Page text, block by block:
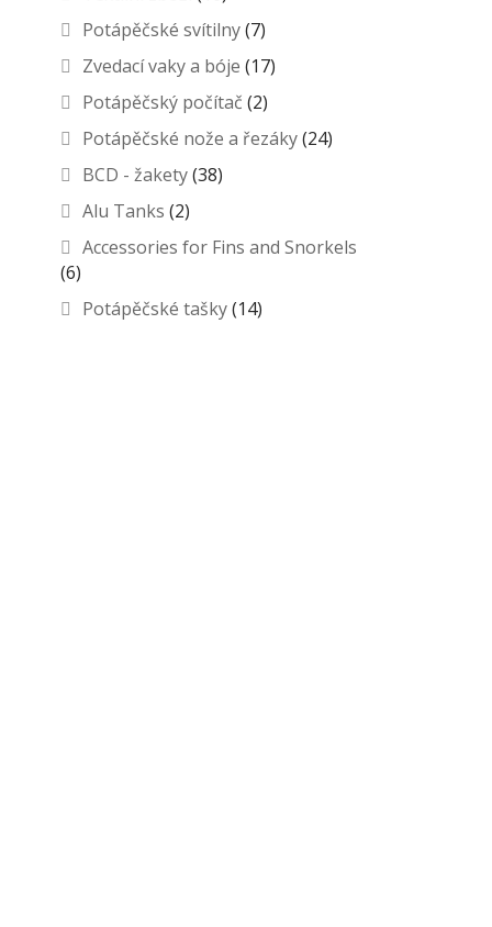
Potápěčské svítilny(7)
Zvedací vaky a bóje (17)
Potápěčský počítač (2)
Potápěčské nože a řezáky(24)
BCD - žakety(38)
Alu Tanks (2)
Accessories for Fins and Snorkels
(6)
Potápěčské tašky(14)